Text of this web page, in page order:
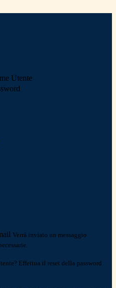
Utente
Verrà inviato un messaggio
Effettua il reset della password